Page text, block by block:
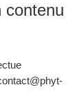
contenu